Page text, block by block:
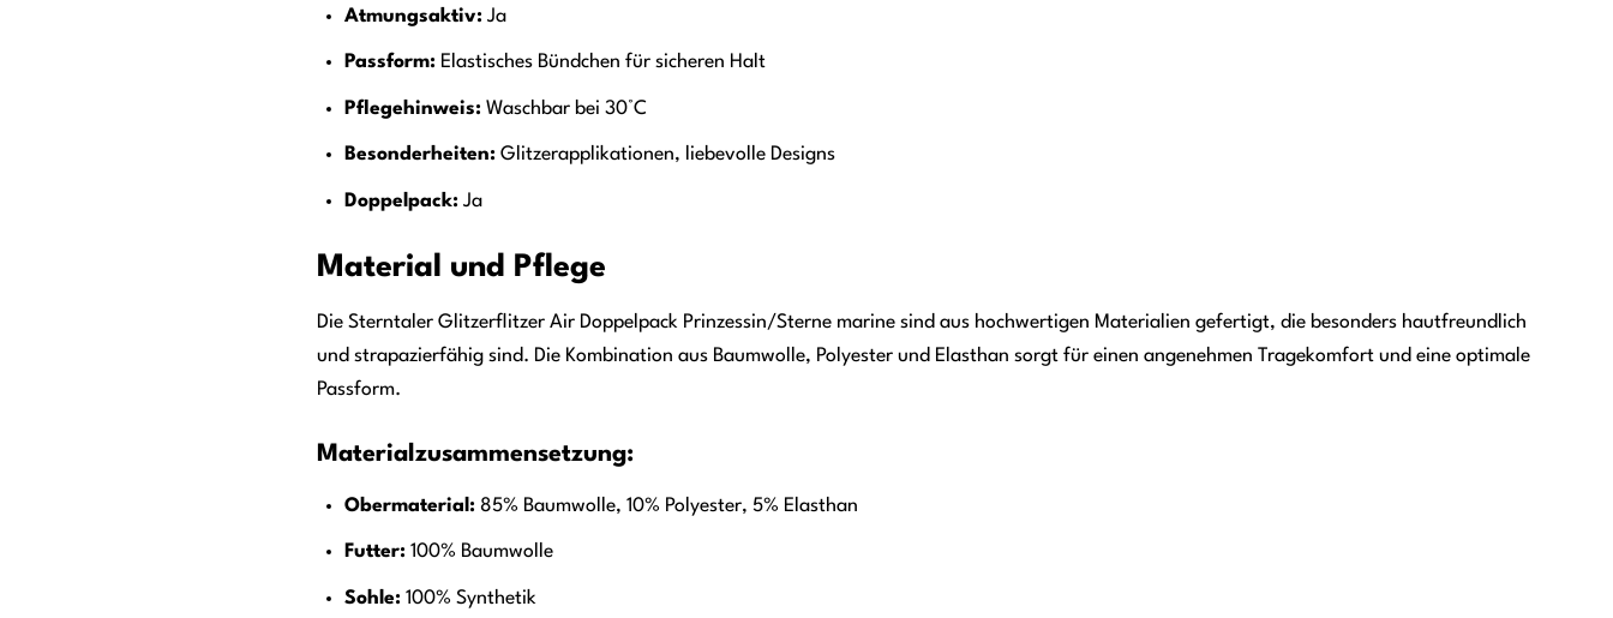
Atmungsaktiv: Ja
Passform: Elastisches Bündchen für sicheren Halt
Pflegehinweis: Waschbar bei 30°C
Besonderheiten: Glitzerapplikationen, liebevolle Designs
Doppelpack: Ja
Material und Pflege
Die Sterntaler Glitzerflitzer Air Doppelpack Prinzessin/Sterne marine sind aus hochwertigen Materialien gefertigt, die besonders hautfreundlich
und strapazierfähig sind. Die Kombination aus Baumwolle, Polyester und Elasthan sorgt für einen angenehmen Tragekomfort und eine optimale
Passform.
Materialzusammensetzung:
Obermaterial: 85% Baumwolle, 10% Polyester, 5% Elasthan
Futter: 100% Baumwolle
Sohle: 100% Synthetik